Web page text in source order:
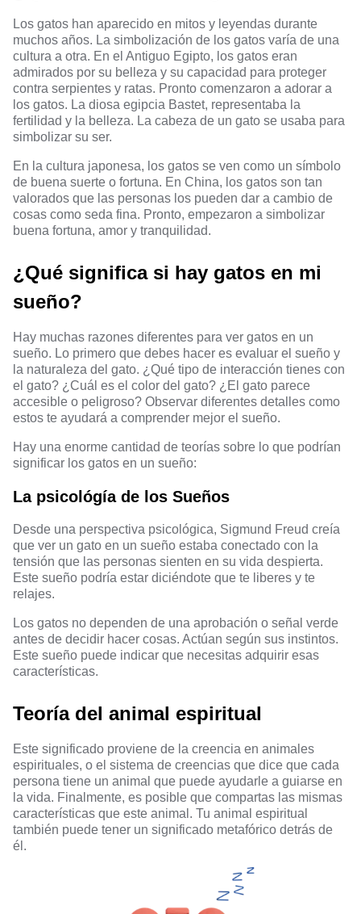
Los gatos han aparecido en mitos y leyendas durante
muchos años. La simbolización de los gatos varía de una
cultura a otra. En el Antiguo Egipto, los gatos eran
admirados por su belleza y su capacidad para proteger
contra serpientes y ratas. Pronto comenzaron a adorar a
los gatos. La diosa egipcia Bastet, representaba la
fertilidad y la belleza. La cabeza de un gato se usaba para
simbolizar su ser.
En la cultura japonesa, los gatos se ven como un símbolo
de buena suerte o fortuna. En China, los gatos son tan
valorados que las personas los pueden dar a cambio de
cosas como seda fina. Pronto, empezaron a simbolizar
buena fortuna, amor y tranquilidad.
¿Qué significa si hay gatos en mi
sueño?
Hay muchas razones diferentes para ver gatos en un
sueño. Lo primero que debes hacer es evaluar el sueño y
la naturaleza del gato. ¿Qué tipo de interacción tienes con
el gato? ¿Cuál es el color del gato? ¿El gato parece
accesible o peligroso? Observar diferentes detalles como
estos te ayudará a comprender mejor el sueño.
Hay una enorme cantidad de teorías sobre lo que podrían
significar los gatos en un sueño:
La psicológía de los Sueños
Desde una perspectiva psicológica, Sigmund Freud creía
que ver un gato en un sueño estaba conectado con la
tensión que las personas sienten en su vida despierta.
Este sueño podría estar diciéndote que te liberes y te
relajes.
Los gatos no dependen de una aprobación o señal verde
antes de decidir hacer cosas. Actúan según sus instintos.
Este sueño puede indicar que necesitas adquirir esas
características.
Teoría del animal espiritual
Este significado proviene de la creencia en animales
espirituales, o el sistema de creencias que dice que cada
persona tiene un animal que puede ayudarle a guiarse en
la vida. Finalmente, es posible que compartas las mismas
características que este animal. Tu animal espiritual
también puede tener un significado metafórico detrás de
él.